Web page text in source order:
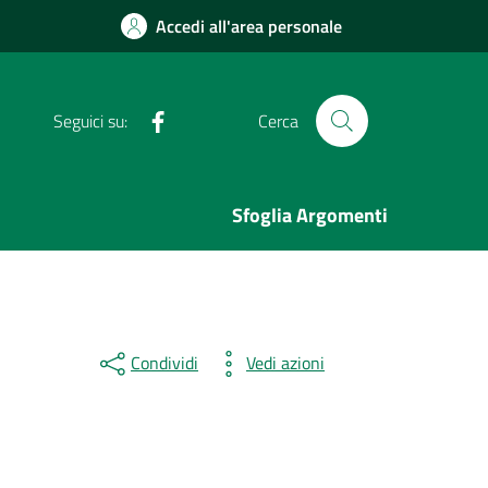
Accedi all'area personale
Seguici su: Cerca
Sfoglia Argomenti
Condividi Vedi azioni